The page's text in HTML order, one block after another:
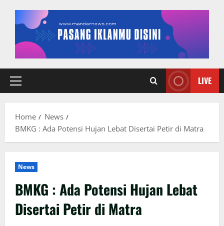
Primary
LIVE
Home
News
BMKG : Ada Potensi Hujan Lebat Disertai Petir di Matra
News
BMKG : Ada Potensi Hujan Lebat
Disertai Petir di Matra